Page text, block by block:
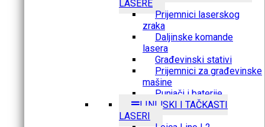
LASERE
Prijemnici laserskog
zraka
Daljinske komande
lasera
Građevinski stativi
Prijemnici za građevinske
mašine
Punjači i baterije
LINIJSKI I TAČKASTI
LASERI